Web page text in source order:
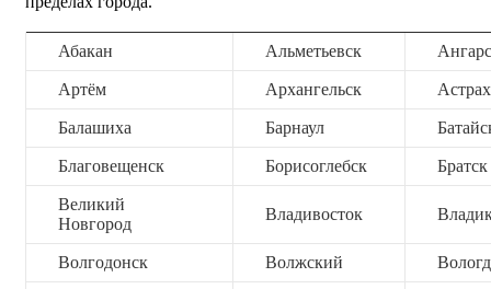
Абакан Альметьевск
Артём Архангельск
Балашиха Барнаул
Благовещенск Борисоглебск Братск
Великий
Новгород
Владивосток
Волгодонск Волжский